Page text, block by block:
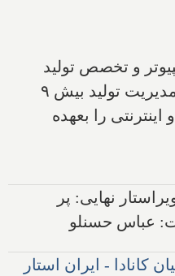
و تخصص تولید
رسانه دیجیتال دارد و مدیریت تولید بیش ۹
را بعهده
نهایی: پر
عباس حسنلو
کانادا - ایران استار